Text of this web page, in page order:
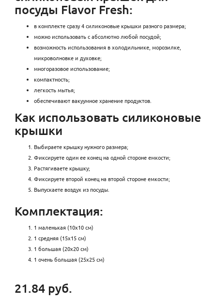
посуды Flavor Fresh:
в комплекте сразу 4 силиконовые крышки разного размера;
можно использовать с абсолютно любой посудой;
возможность использования в холодильнике, морозилке,
микроволновке и духовке;
многоразовое использование;
компактность;
легкость мытья;
обеспечивают вакуумное хранение продуктов.
Как использовать силиконовые
крышки
Выбираете крышку нужного размера;
Фиксируете один ее конец на одной стороне емкости;
Растягиваете крышку;
Фиксируете второй конец на второй стороне емкости;
Выпускаете воздух из посуды.
Комплектация:
1 маленькая (10х10 см)
1 средняя (15x15 см)
1 большая (20x20 см)
1 очень большая (25x25 см)
21.84 руб.